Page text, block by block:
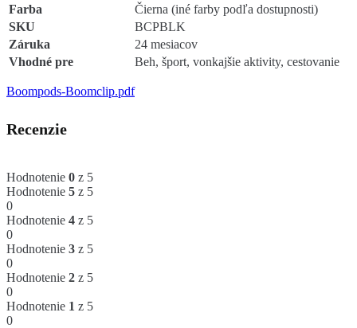
Farba
Čierna (iné farby podľa dostupnosti)
SKU
BCPBLK
Záruka
24 mesiacov
Vhodné pre
Beh, šport, vonkajšie aktivity, cestovanie
Boompods-Boomclip.pdf
Recenzie
Hodnotenie 0 z 5
Hodnotenie 5 z 5
0
Hodnotenie 4 z 5
0
Hodnotenie 3 z 5
0
Hodnotenie 2 z 5
0
Hodnotenie 1 z 5
0